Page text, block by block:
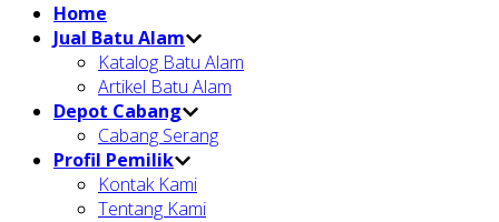
Home
Jual Batu Alam
Katalog Batu Alam
Artikel Batu Alam
Depot Cabang
Cabang Serang
Profil Pemilik
Kontak Kami
Tentang Kami